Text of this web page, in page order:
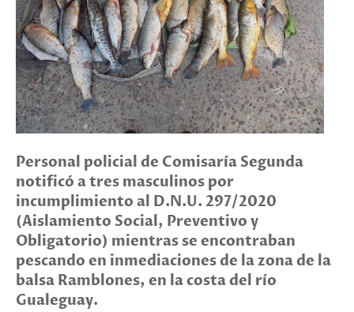
Personal policial de Comisaría Segunda
notificó a tres masculinos por
incumplimiento al D.N.U. 297/2020
(Aislamiento Social, Preventivo y
Obligatorio) mientras se encontraban
pescando en inmediaciones de la zona de la
balsa Ramblones, en la costa del río
Gualeguay.